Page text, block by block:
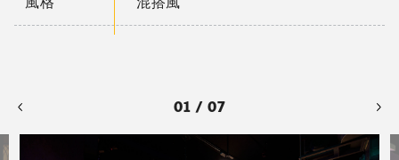
01 / 07